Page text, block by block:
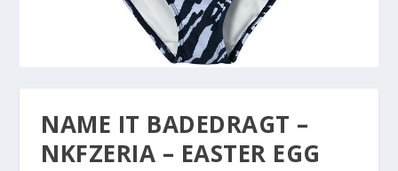
NAME IT BADEDRAGT –
NKFZERIA – EASTER EGG